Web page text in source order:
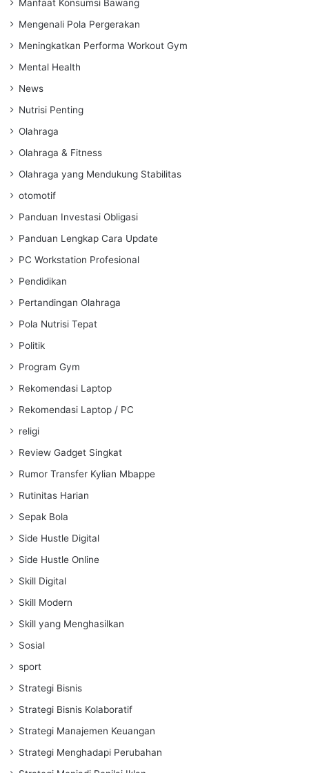
Manfaat Konsumsi Bawang
Mengenali Pola Pergerakan
Meningkatkan Performa Workout Gym
Mental Health
News
Nutrisi Penting
Olahraga
Olahraga & Fitness
Olahraga yang Mendukung Stabilitas
otomotif
Panduan Investasi Obligasi
Panduan Lengkap Cara Update
PC Workstation Profesional
Pendidikan
Pertandingan Olahraga
Pola Nutrisi Tepat
Politik
Program Gym
Rekomendasi Laptop
Rekomendasi Laptop / PC
religi
Review Gadget Singkat
Rumor Transfer Kylian Mbappe
Rutinitas Harian
Sepak Bola
Side Hustle Digital
Side Hustle Online
Skill Digital
Skill Modern
Skill yang Menghasilkan
Sosial
sport
Strategi Bisnis
Strategi Bisnis Kolaboratif
Strategi Manajemen Keuangan
Strategi Menghadapi Perubahan